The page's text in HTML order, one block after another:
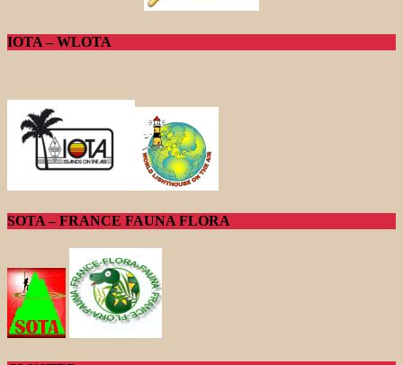
IOTA – WLOTA
SOTA – FRANCE FAUNA FLORA